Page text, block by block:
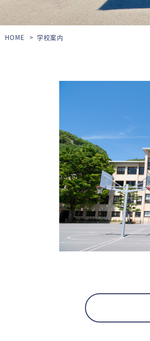
HOME 学校案内